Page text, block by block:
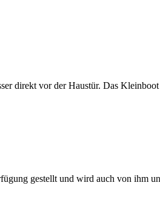
direkt vor der Haustür. Das
gestellt und wird auch von ihm